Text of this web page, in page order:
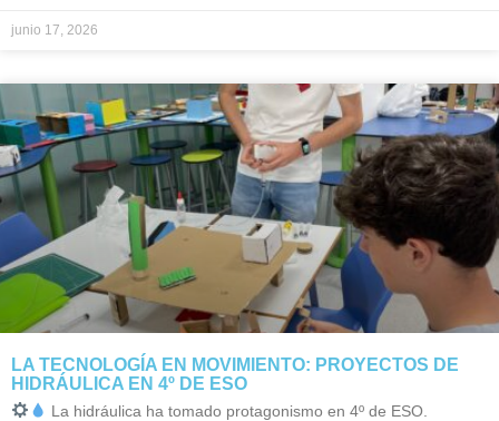
junio 17, 2026
LA TECNOLOGÍA EN MOVIMIENTO: PROYECTOS DE
HIDRÁULICA EN 4º DE ESO
La hidráulica ha tomado protagonismo en 4º de ESO.